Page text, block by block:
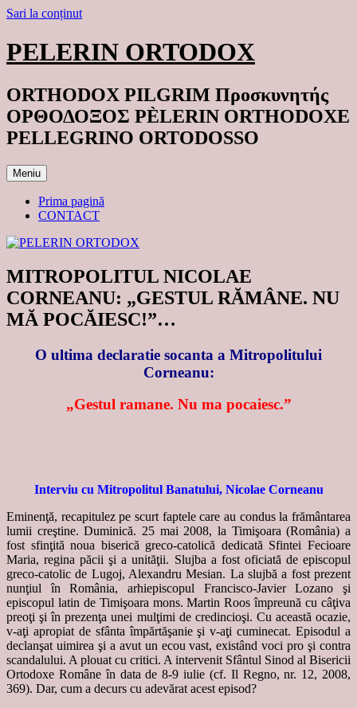
Sari la conținut
PELERIN ORTODOX
ORTHODOX PILGRIM Προσκυνητής
ΟΡΘΟΔΟΞΟΣ PÈLERIN ORTHODOXE
PELLEGRINO ORTODOSSO
Meniu
Prima pagină
CONTACT
MITROPOLITUL NICOLAE
CORNEANU: „GESTUL RĂMÂNE. NU
MĂ POCĂIESC!”…
O ultima declaratie socanta a Mitropolitului
Corneanu:
„Gestul ramane. Nu ma pocaiesc.”
Interviu cu Mitropolitul Banatului, Nicolae Corneanu
Eminenţă, recapitulez pe scurt faptele care au condus la frământarea
lumii creştine. Duminică. 25 mai 2008, la Timişoara (România) a
fost sfinţită noua biserică greco-catolică dedicată Sfintei Fecioare
Maria, regina păcii şi a unităţii. Slujba a fost oficiată de episcopul
greco-catolic de Lugoj, Alexandru Mesian. La slujbă a fost prezent
nunţiul în România, arhiepiscopul Francisco-Javier Lozano şi
episcopul latin de Timişoara mons. Martin Roos împreună cu câţiva
preoţi şi în prezenţa unei mulţimi de credincioşi. Cu această ocazie,
v-aţi apropiat de sfânta împărtăşanie şi v-aţi cuminecat. Episodul a
declanşat uimirea şi a avut un ecou vast, existând voci pro şi contra
scandalului. A plouat cu critici. A intervenit Sfântul Sinod al Bisericii
Ortodoxe Române în data de 8-9 iulie (cf. Il Regno, nr. 12, 2008,
369). Dar, cum a decurs cu adevărat acest episod?